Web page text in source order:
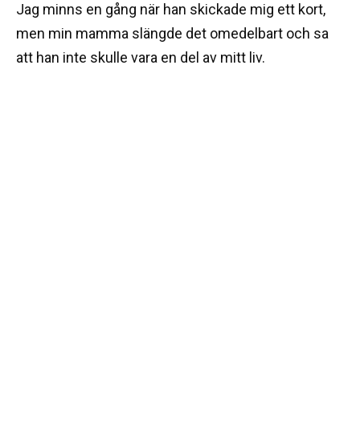
Jag minns en gång när han skickade mig ett kort,
men min mamma slängde det omedelbart och sa
att han inte skulle vara en del av mitt liv.